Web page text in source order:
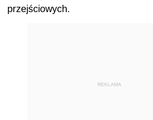
przejściowych.
REKLAMA